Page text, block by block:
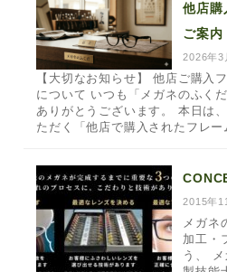
他店購
ご案内
2026年3
【大切なお知らせ】 他店ご購入
について いつも「メガネのふく
ありがとうございます。 本日は
ただく「他店で購入されたフレ
2015年
メガネ
加工・
う、